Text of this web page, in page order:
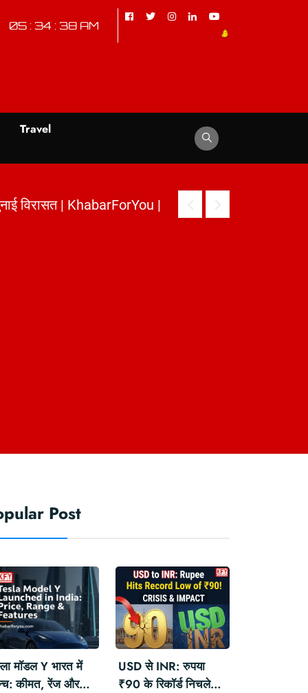
05 : 34 : 40 AM
Travel
|
Post
मॉडल Y भारत में
कीमत, रेंज और
USD से INR: रुपया
₹90 के रिकॉर्ड निचले